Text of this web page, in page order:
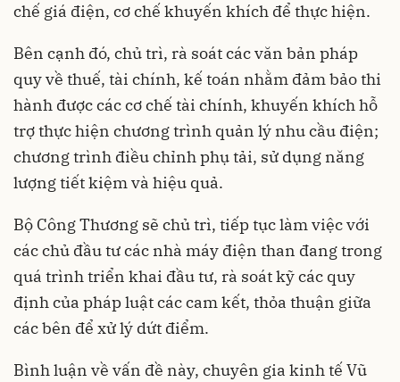
chế giá điện, cơ chế khuyến khích để thực hiện.
Bên cạnh đó, chủ trì, rà soát các văn bản pháp
quy về thuế, tài chính, kế toán nhằm đảm bảo thi
hành được các cơ chế tài chính, khuyến khích hỗ
trợ thực hiện chương trình quản lý nhu cầu điện;
chương trình điều chỉnh phụ tải, sử dụng năng
lượng tiết kiệm và hiệu quả.
Bộ Công Thương sẽ chủ trì, tiếp tục làm việc với
các chủ đầu tư các nhà máy điện than đang trong
quá trình triển khai đầu tư, rà soát kỹ các quy
định của pháp luật các cam kết, thỏa thuận giữa
các bên để xử lý dứt điểm.
Bình luận về vấn đề này, chuyên gia kinh tế Vũ